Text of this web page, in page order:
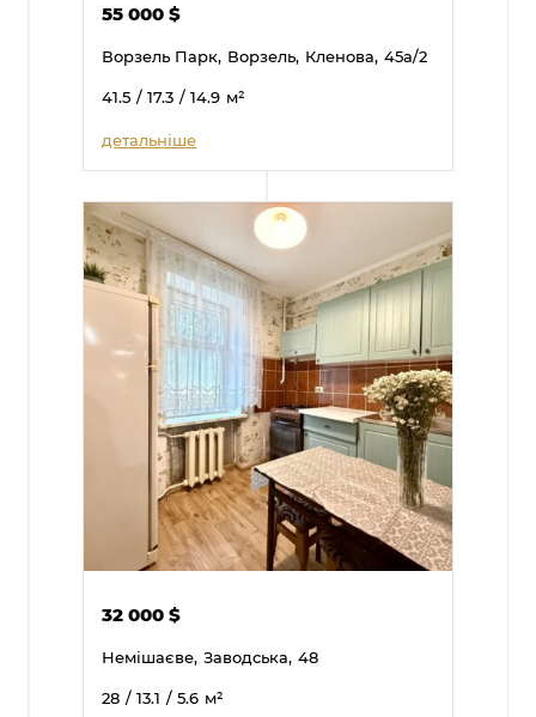
55 000$
Ворзель Парк, Ворзель, Кленова, 45а/2
41.5 / 17.3 / 14.9 м²
детальніше
32 000$
Немішаєве, Заводська, 48
28 / 13.1 / 5.6 м²